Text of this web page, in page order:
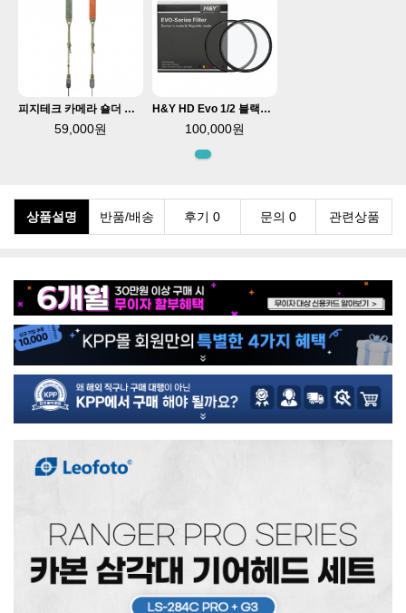
피지테크 카메라 숄더 넥스트랩 에어 트라이벌 지오메트릭L P-CB-285
59,000원
H&Y HD Evo 1/2 블랙미스트 마그네틱필터 82mm
100,000원
상품설명 반품/배송 후기 0 문의 0 관련상품